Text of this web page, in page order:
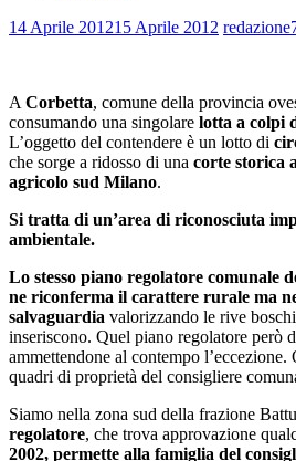
14 Aprile 201215 Aprile 2012
A Corbetta, comune della provincia
consumando una singolare lotta a colpi
L’oggetto del contendere è un lotto di
che sorge a ridosso di una corte storica
agricolo sud Milano.
Si tratta di un’area di riconosciuta
ambientale.
Lo stesso piano regolatore comunale
ne riconferma il carattere rurale ma
salvaguardia valorizzando le rive
inseriscono. Quel piano regolatore però
ammettendone al contempo
quadri di proprietà del consigliere
Siamo nella zona sud della frazione
regolatore, che trova approvazione
2002, permette alla famiglia del